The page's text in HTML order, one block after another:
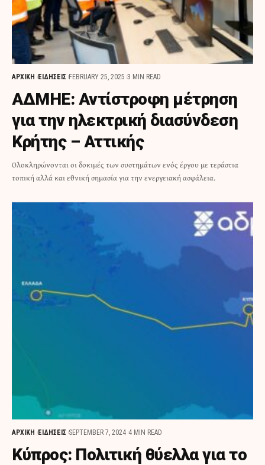
ΑΡΧΙΚΗ ΕΙΔΗΣΕΙΣ FEBRUARY 25, 2025 3 MIN READ
ΑΔΜΗΕ: Αντίστροφη μέτρηση
για την ηλεκτρική διασύνδεση
Κρήτης – Αττικής
Ολοκληρώνονται οι δοκιμές των συστημάτων ενός έργου με τεράστια
τοπική αλλά και εθνική σημασία για την ενεργειακή ασφάλεια.
ΑΡΧΙΚΗ ΕΙΔΗΣΕΙΣ SEPTEMBER 7, 2024 4 MIN READ
Κύπρος: Πολιτική θύελλα για το